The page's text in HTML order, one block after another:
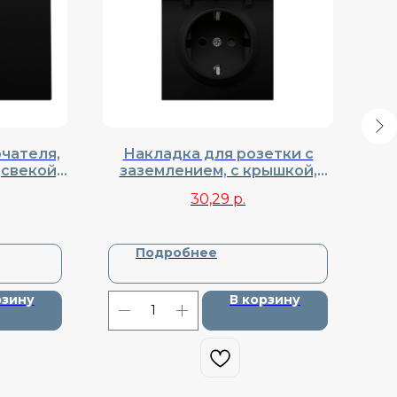
Накладка для розетки с
заземлением, с крышкой,
30,29 р.
Подробнее
В корзину